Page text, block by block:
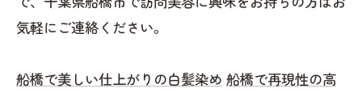
気軽にご連絡ください。
船橋で美しい仕上がりの白髪染め 船橋で再現性の高